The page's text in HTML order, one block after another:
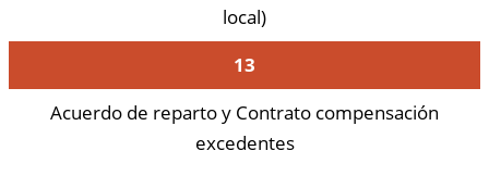
local)
13
Acuerdo de reparto y Contrato compensación
excedentes